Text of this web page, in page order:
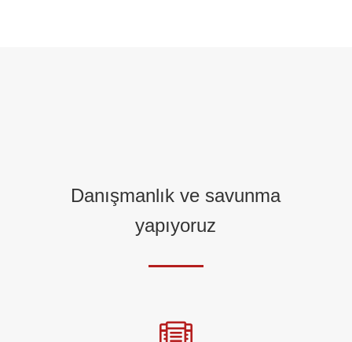
Danışmanlık ve savunma
yapıyoruz